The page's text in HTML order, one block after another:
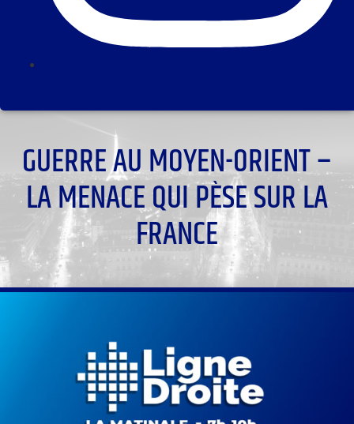
GUERRE AU MOYEN-ORIENT –
LA MENACE QUI PÈSE SUR LA
FRANCE